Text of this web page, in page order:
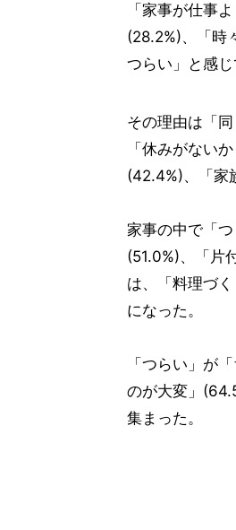
「家事が仕事
(28.2%)、「時
つらい」と感じ
その理由は「
「休みがない
(42.4%)、「家
家事の中で「
(51.0%)、「片
は、「料理づ
になった。
「つらい」が
のが大変」
集まった。